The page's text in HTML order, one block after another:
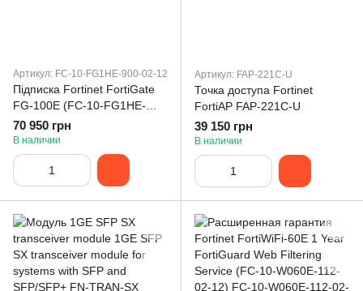
Артикул: FC-10-FG1HE-900-02-12
Підписка Fortinet FortiGate
FG-100E (FC-10-FG1HE-
900-02-12)
70 950 грн
В наличии
Артикул: FAP-221C-U
Точка доступа Fortinet
FortiAP FAP-221C-U
39 150 грн
В наличии